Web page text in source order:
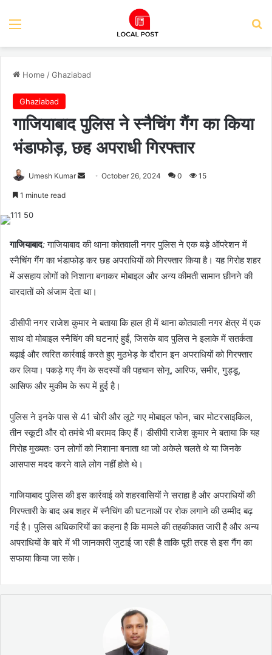
Menu
Home /Ghaziabad
Ghaziabad
गाजियाबाद पुलिस ने स्नैचिंग गैंग का किया
भंडाफोड़, छह अपराधी गिरफ्तार
Umesh Kumar
SendOctober 26, 2024 0 15
1 minute read
गाजियाबाद:गाजियाबाद की थाना कोतवाली नगर पुलिस ने एक बड़े ऑपरेशन में
स्नैचिंग गैंग का भंडाफोड़ कर छह अपराधियों को गिरफ्तार किया है। यह गिरोह शहर
में असहाय लोगों को निशाना बनाकर मोबाइल और अन्य कीमती सामान छीनने की
वारदातों को अंजाम देता था।
डीसीपी नगर राजेश कुमार ने बताया कि हाल ही में थाना कोतवाली नगर क्षेत्र में एक
साथ दो मोबाइल स्नैचिंग की घटनाएं हुईं, जिसके बाद पुलिस ने इलाके में सतर्कता
बढ़ाई और त्वरित कार्रवाई करते हुए मुठभेड़ के दौरान इन अपराधियों को गिरफ्तार
कर लिया। पकड़े गए गैंग के सदस्यों की पहचान सोनू, आरिफ, समीर, गुड्डू,
आसिफ और मुकीम के रूप में हुई है।
पुलिस ने इनके पास से 41 चोरी और लूटे गए मोबाइल फोन, चार मोटरसाइकिल,
तीन स्कूटी और दो तमंचे भी बरामद किए हैं। डीसीपी राजेश कुमार ने बताया कि यह
गिरोह मुख्यतः उन लोगों को निशाना बनाता था जो अकेले चलते थे या जिनके
आसपास मदद करने वाले लोग नहीं होते थे।
गाजियाबाद पुलिस की इस कार्रवाई को शहरवासियों ने सराहा है और अपराधियों की
गिरफ्तारी के बाद अब शहर में स्नैचिंग की घटनाओं पर रोक लगाने की उम्मीद बढ़
गई है। पुलिस अधिकारियों का कहना है कि मामले की तहकीकात जारी है और अन्य
अपराधियों के बारे में भी जानकारी जुटाई जा रही है ताकि पूरी तरह से इस गैंग का
सफाया किया जा सके।